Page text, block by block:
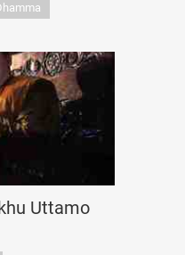
Uttamo